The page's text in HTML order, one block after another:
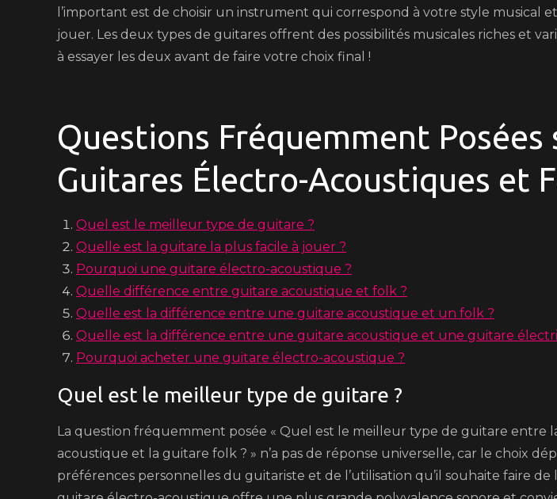
l’important est de choisir un instrument qui correspond à votre style musical
jouer. Les deux types de guitares offrent des possibilités musicales riches et
à essayer les deux avant de faire votre choix final !
Questions Fréquemment Posées
Guitares Électro-Acoustiques et
Quel est le meilleur type de guitare ?
Quelle est la guitare la plus facile à jouer ?
Pourquoi une guitare électro-acoustique ?
Quelle différence entre guitare acoustique et folk ?
Quelle est la différence entre une guitare acoustique et un folk ?
Quelle est la différence entre une guitare acoustique et une guitare
Pourquoi acheter une guitare électro-acoustique ?
Quel est le meilleur type de guitare ?
La question fréquemment posée « Quel est le meilleur type de guitare entre
acoustique et la guitare folk ? » n’a pas de réponse universelle, car le choix
préférences personnelles du guitariste et de l’utilisation qu’il souhaite faire de